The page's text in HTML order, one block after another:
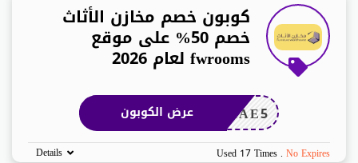
كوبون خصم مخازن الأثاث
خصم 50% على موقع
fwrooms لعام 2026
LAAE5 عرض الكوبون
Used 17 Times . No Expires
Details